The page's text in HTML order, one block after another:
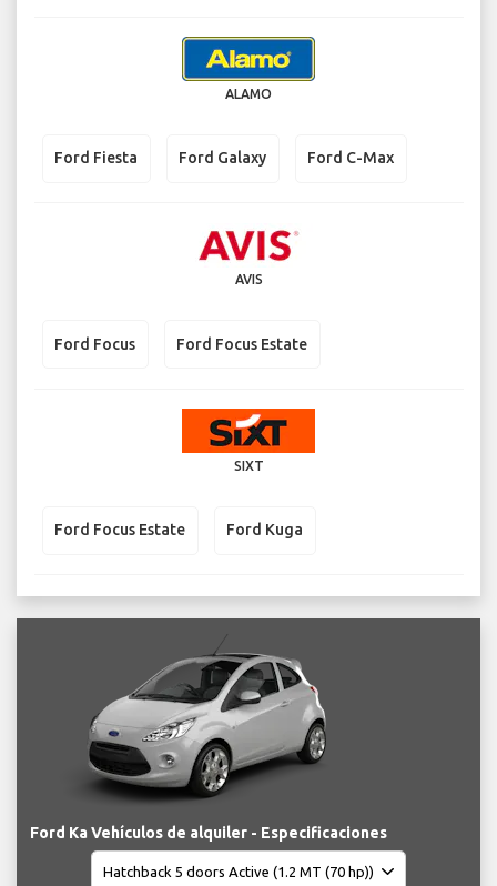
ALAMO
Ford Fiesta Ford Galaxy Ford C-Max
AVIS
Ford Focus Ford Focus Estate
SIXT
Ford Focus Estate Ford Kuga
Ford Ka Vehículos de alquiler - Especificaciones